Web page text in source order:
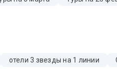
отели 3 звезды на 1 линии